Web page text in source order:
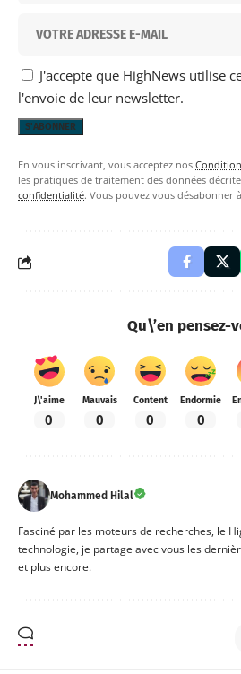
J'accepte que HighNews utilise
l'envoie de leur newsletter.
En vous inscrivant, vous acceptez nos
les pratiques de traitement des données
confidentialité. Vous pouvez vous désabonner
Qu\’en pensez-
J\'aime
0
Mauvais
0
Content
0
Endormie
0
Mohammed Hilal
Fasciné par les moteurs de recherches, le
technologie, je partage avec vous les
et plus encore.